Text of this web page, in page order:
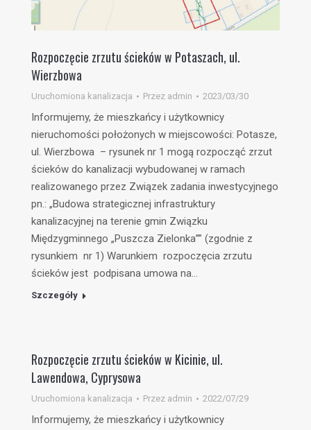
Rozpoczęcie zrzutu ścieków w Potaszach, ul.
Wierzbowa
Uruchomiona kanalizacja Przez admin 2023/03/30
Informujemy, że mieszkańcy i użytkownicy
nieruchomości położonych w miejscowości: Potasze,
ul. Wierzbowa – rysunek nr 1 mogą rozpocząć zrzut
ścieków do kanalizacji wybudowanej w ramach
realizowanego przez Związek zadania inwestycyjnego
pn.: „Budowa strategicznej infrastruktury
kanalizacyjnej na terenie gmin Związku
Międzygminnego „Puszcza Zielonka”” (zgodnie z
rysunkiem nr 1) Warunkiem rozpoczęcia zrzutu
ścieków jest podpisana umowa na…
Szczegóły
Rozpoczęcie zrzutu ścieków w Kicinie, ul.
Lawendowa, Cyprysowa
Uruchomiona kanalizacja Przez admin 2022/07/29
Informujemy, że mieszkańcy i użytkownicy